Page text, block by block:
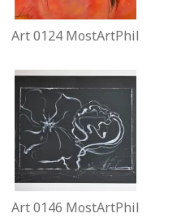
Art 0124 MostArtPhil
Art 0146 MostArtPhil